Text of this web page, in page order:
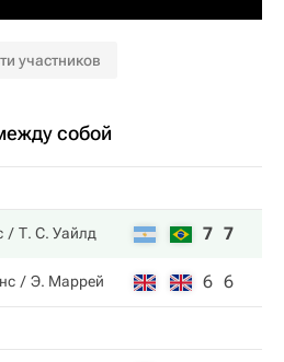
участников
собой
Т. С. Уайлд 7 7
Э. Маррей 6 6